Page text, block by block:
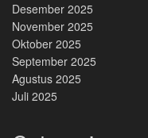
Desember 2025
November 2025
Oktober 2025
September 2025
Agustus 2025
Juli 2025